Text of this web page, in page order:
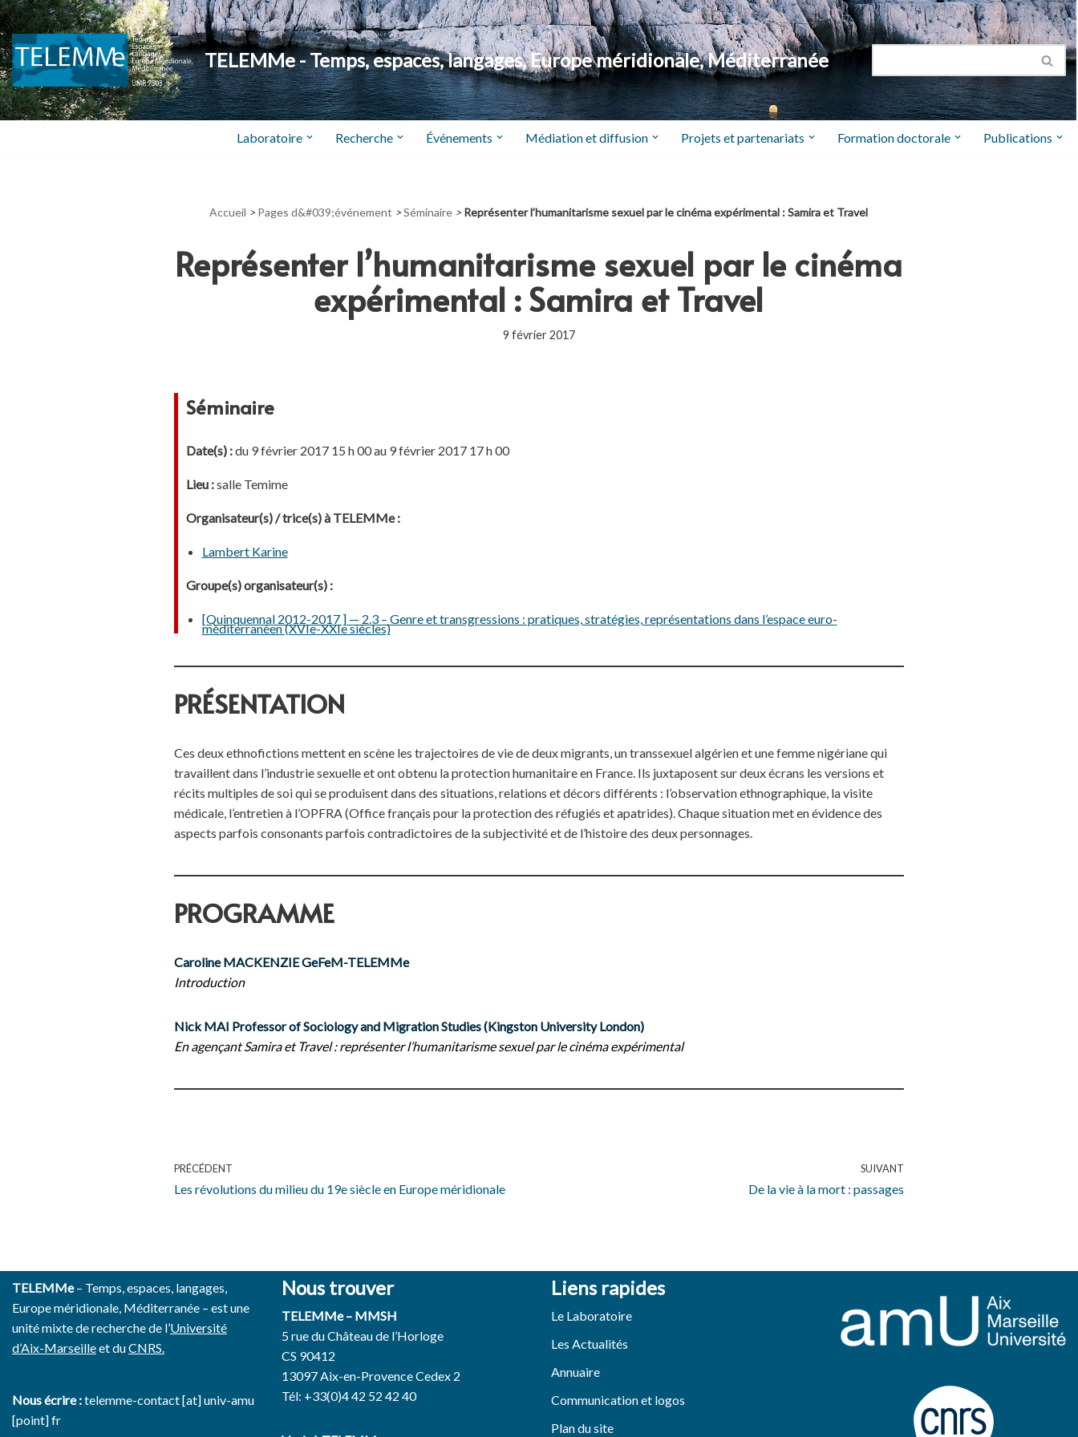
Aller
au
contenu
TELEMMe - Temps, espaces, langages, Europe méridionale, Méditerranée
Laboratoire Recherche Événements Médiation et diffusion Projets et partenariats Formation doctorale Publications
Accueil > Pages d&#039;événement >Séminaire > Représenter l’humanitarisme sexuel par le cinéma expérimental : Samira et Travel
Représenter l’humanitarisme sexuel par le cinéma
expérimental : Samira et Travel
9 février 2017
Séminaire
Date(s) :du 9 février 2017 15 h 00 au 9 février 2017 17 h 00
Lieu :salle Temime
Organisateur(s) / trice(s) à TELEMMe :
Lambert Karine
Groupe(s) organisateur(s) :
[Quinquennal 2012-2017 ] — 2.3 – Genre et transgressions : pratiques, stratégies, représentations dans l’espace euro-
méditerranéen (XVIe-XXIe siècles)
PRÉSENTATION
Ces deux ethnofictions mettent en scène les trajectoires de vie de deux migrants, un transsexuel algérien et une femme nigériane qui
travaillent dans l’industrie sexuelle et ont obtenu la protection humanitaire en France. Ils juxtaposent sur deux écrans les versions et
récits multiples de soi qui se produisent dans des situations, relations et décors différents : l’observation ethnographique, la visite
médicale, l’entretien à l’OPFRA (Office français pour la protection des réfugiés et apatrides). Chaque situation met en évidence des
aspects parfois consonants parfois contradictoires de la subjectivité et de l’histoire des deux personnages.
PROGRAMME
Caroline MACKENZIE GeFeM-TELEMMe
Introduction
Nick MAI Professor of Sociology and Migration Studies (Kingston University London)
En agençant Samira et Travel : représenter l’humanitarisme sexuel par le cinéma expérimental
PRÉCÉDENT
Les révolutions du milieu du 19e siècle en Europe méridionale
SUIVANT
De la vie à la mort : passages
TELEMMe– Temps, espaces, langages,
Europe méridionale, Méditerranée – est une
unité mixte de recherche de l’Université
d’Aix-Marseilleet duCNRS.
Nous écrire :telemme-contact [at] univ-amu
[point] fr
Nous trouver
TELEMMe – MMSH
5 rue du Château de l’Horloge
CS 90412
13097 Aix-en-Provence Cedex 2
Tél: +33(0)4 42 52 42 40
Liens rapides
Le Laboratoire
Les Actualités
Annuaire
Communication et logos
Plan du site